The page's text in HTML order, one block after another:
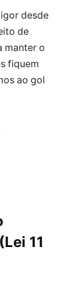
desde
de
manter o
fiquem
ao gol
11